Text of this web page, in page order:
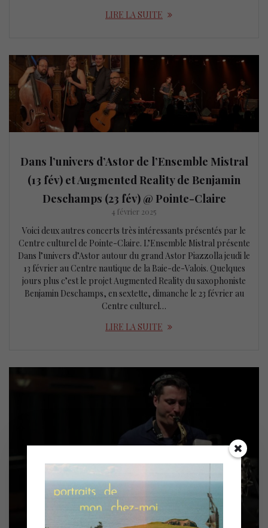
LIRE LA SUITE
Dans l’univers d’Astor de l’Ensemble Mistral
(13 fév) et Augmented Reality de Benjamin
Deschamps (23 fév) @ Pointe-Claire
4 février 2025
Voici deux autres concerts très intéressants présentés par le
Centre culturel de Pointe-Claire. L’Ensemble Mistral présente
Dans l’univers d’Astor autour du grand Astor Piazzolla jeudi le
13 février au Centre nautique de la Baie-de-Valois. Quelques
jours plus c’est le projet Augmented Reality du saxophoniste
Benjamin Deschamps, en sextette, dimanche le 23 février au
Centre culturel…
LIRE LA SUITE